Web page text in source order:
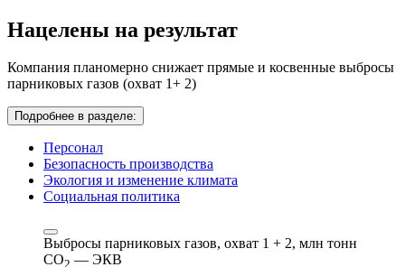
Нацелены на результат
Компания планомерно снижает прямые и косвенные выбросы
парниковых газов (охват 1+ 2)
Подробнее в разделе:
Персонал
Безопасность производства
Экология и изменение климата
Социальная политика
Выбросы парниковых газов, охват 1 + 2, млн тонн
СО
— ЭКВ